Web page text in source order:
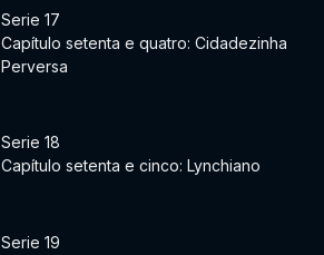
Serie 17
Capítulo setenta e quatro: Cidadezinha
Perversa
Serie 18
Capítulo setenta e cinco: Lynchiano
Serie 19